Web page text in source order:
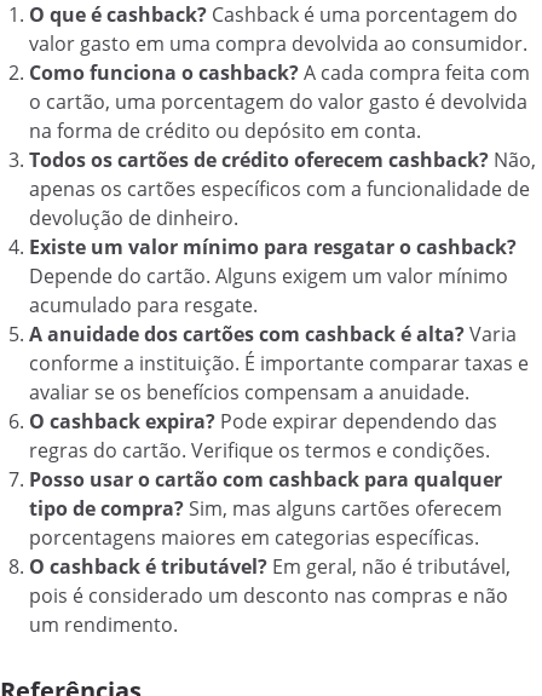
O que é cashback? Cashback é uma porcentagem do
valor gasto em uma compra devolvida ao consumidor.
Como funciona o cashback?A cada compra feita com
o cartão, uma porcentagem do valor gasto é devolvida
na forma de crédito ou depósito em conta.
Todos os cartões de crédito oferecem cashback? Não,
apenas os cartões específicos com a funcionalidade de
devolução de dinheiro.
Existe um valor mínimo para resgatar o cashback?
Depende do cartão. Alguns exigem um valor mínimo
acumulado para resgate.
A anuidade dos cartões com cashback é alta?Varia
conforme a instituição. É importante comparar taxas e
avaliar se os benefícios compensam a anuidade.
O cashback expira? Pode expirar dependendo das
regras do cartão. Verifique os termos e condições.
Posso usar o cartão com cashback para qualquer
tipo de compra?Sim, mas alguns cartões oferecem
porcentagens maiores em categorias específicas.
O cashback é tributável? Em geral, não é tributável,
pois é considerado um desconto nas compras e não
um rendimento.